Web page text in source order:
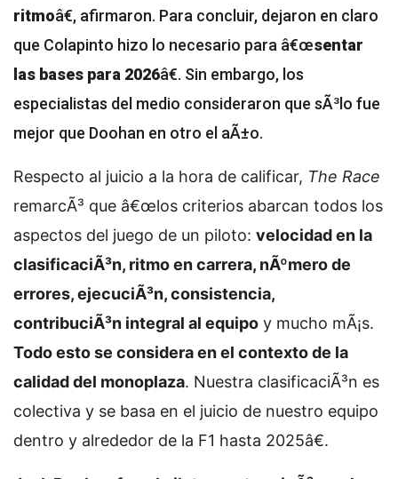
ritmoâ€, afirmaron. Para concluir, dejaron en claro
que Colapinto hizo lo necesario para â€œsentar
las bases para 2026â€. Sin embargo, los
especialistas del medio consideraron que sÃ³lo fue
mejor que Doohan en otro el aÃ±o.
Respecto al juicio a la hora de calificar, The Race
remarcÃ³ que â€œlos criterios abarcan todos los
aspectos del juego de un piloto: velocidad en la
clasificaciÃ³n, ritmo en carrera, nÃºmero de
errores, ejecuciÃ³n, consistencia,
contribuciÃ³n integral al equipo y mucho mÃ¡s.
Todo esto se considera en el contexto de la
calidad del monoplaza. Nuestra clasificaciÃ³n es
colectiva y se basa en el juicio de nuestro equipo
dentro y alrededor de la F1 hasta 2025â€.